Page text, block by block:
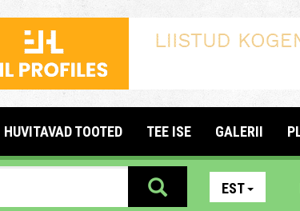
HUVITAVAD TOOTED TEE ISE GALERII
EST